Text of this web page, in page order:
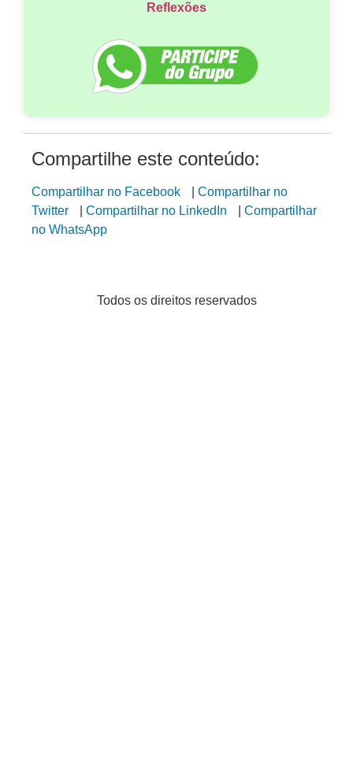
Reflexões
Compartilhe este conteúdo:
Compartilhar no Facebook
Compartilhar no
Twitter
Compartilhar no LinkedIn
Compartilhar
no WhatsApp
Todos os direitos reservados